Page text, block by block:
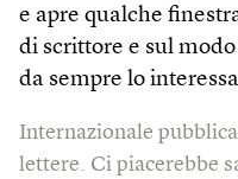
e apre qualche
di scrittore e sul
da sempre lo
Internazionale
lettere. Ci piacerebbe